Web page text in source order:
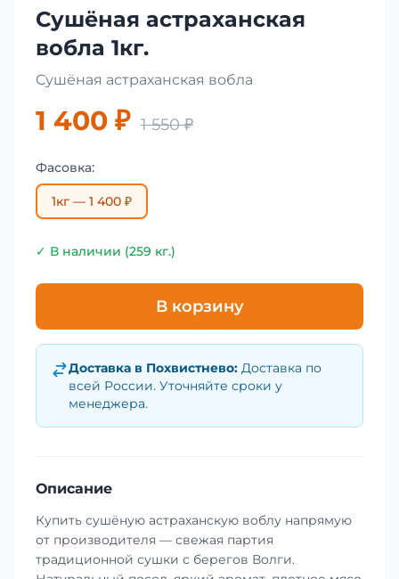
Сушёная астраханская
вобла 1кг.
Сушёная астраханская вобла
1 400 ₽ 1 550 ₽
Фасовка:
1кг — 1 400 ₽
✓ В наличии (259 кг.)
В корзину
Доставка в Похвистнево: Доставка по
всей России. Уточняйте сроки у
менеджера.
Описание
Купить сушёную астраханскую воблу напрямую
от производителя — свежая партия
традиционной сушки с берегов Волги.